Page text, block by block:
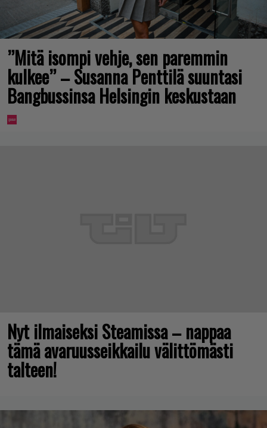
”Mitä isompi vehje, sen paremmin
kulkee” – Susanna Penttilä suuntasi
Bangbussinsa Helsingin keskustaan
Nyt ilmaiseksi Steamissa – nappaa
tämä avaruusseikkailu välittömästi
talteen!